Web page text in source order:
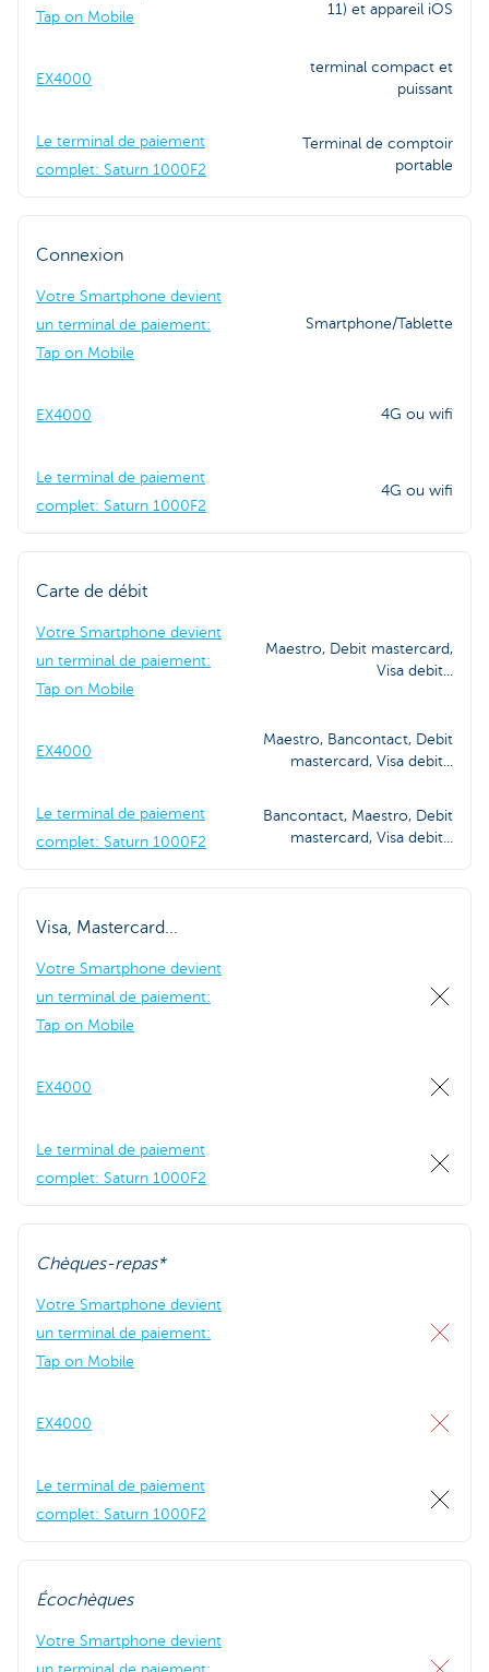
Tap on Mobile
11) et appareil iOS
EX4000
terminal compact et
puissant
Le terminal de paiement
complet: Saturn 1000F2
Terminal de comptoir
portable
Connexion
Votre Smartphone devient
un terminal de paiement:
Tap on Mobile
Smartphone/Tablette
EX4000 4G ou wifi
Le terminal de paiement
complet: Saturn 1000F2
4G ou wifi
Carte de débit
Votre Smartphone devient
un terminal de paiement:
Tap on Mobile
Maestro, Debit mastercard,
Visa debit...
EX4000
Maestro, Bancontact, Debit
mastercard, Visa debit...
Le terminal de paiement
complet: Saturn 1000F2
Bancontact, Maestro, Debit
mastercard, Visa debit...
Visa, Mastercard...
Votre Smartphone devient
un terminal de paiement:
Tap on Mobile
EX4000
Le terminal de paiement
complet: Saturn 1000F2
Chèques-repas*
Votre Smartphone devient
un terminal de paiement:
Tap on Mobile
EX4000
Le terminal de paiement
complet: Saturn 1000F2
Écochèques
Votre Smartphone devient